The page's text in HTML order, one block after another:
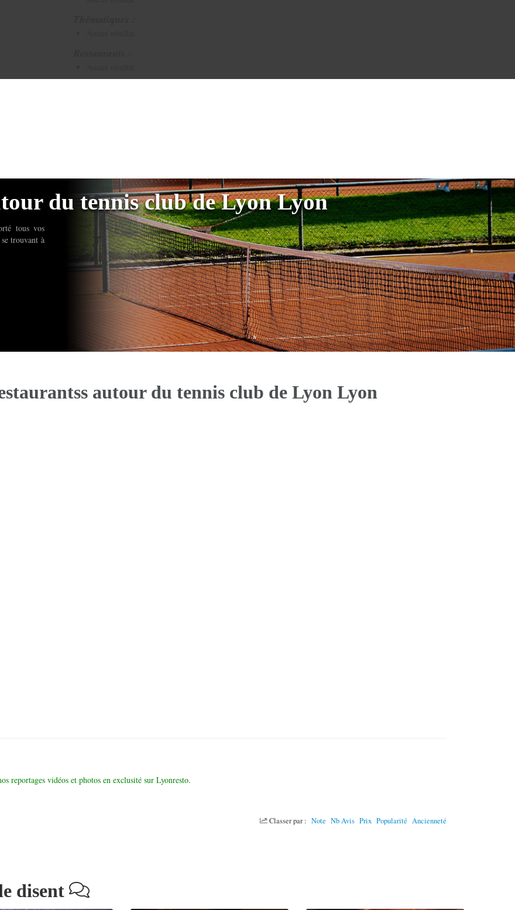
du tennis club de Lyon Lyon
tous vos
trouvant à
autour du tennis club de Lyon Lyon
reportages vidéos et photos en exclusité sur Lyonresto.
Classer par : Note Nb Avis Prix Popularité Ancienneté
disent